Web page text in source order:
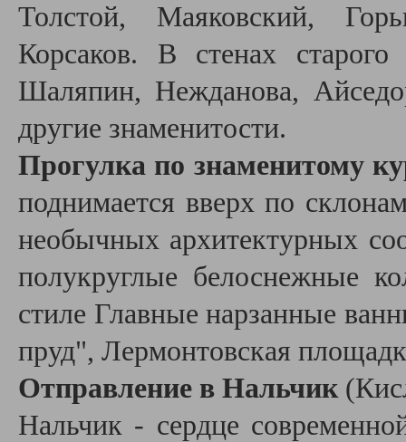
Толстой, Маяковский,
Корсаков. В стенах
Шаляпин, Нежданова,
другие знаменитости.
Прогулка по знаменитому
поднимается вверх по
необычных архитектурных
полукруглые белоснежные
стиле Главные нарзанные
пруд", Лермонтовская
Отправление в Нальчик
Нальчик - сердце